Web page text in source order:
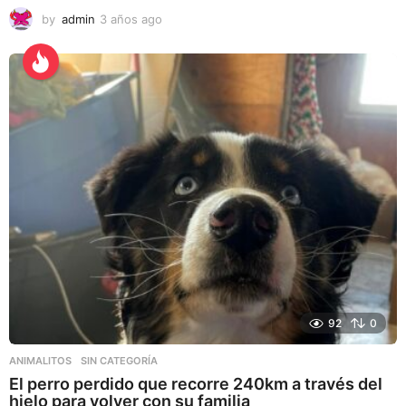
by admin 3 años ago
ñ
a
g
o
92 0
ANIMALITOS ,SIN CATEGORÍA
El perro perdido que recorre 240km a través del
hielo para volver con su familia